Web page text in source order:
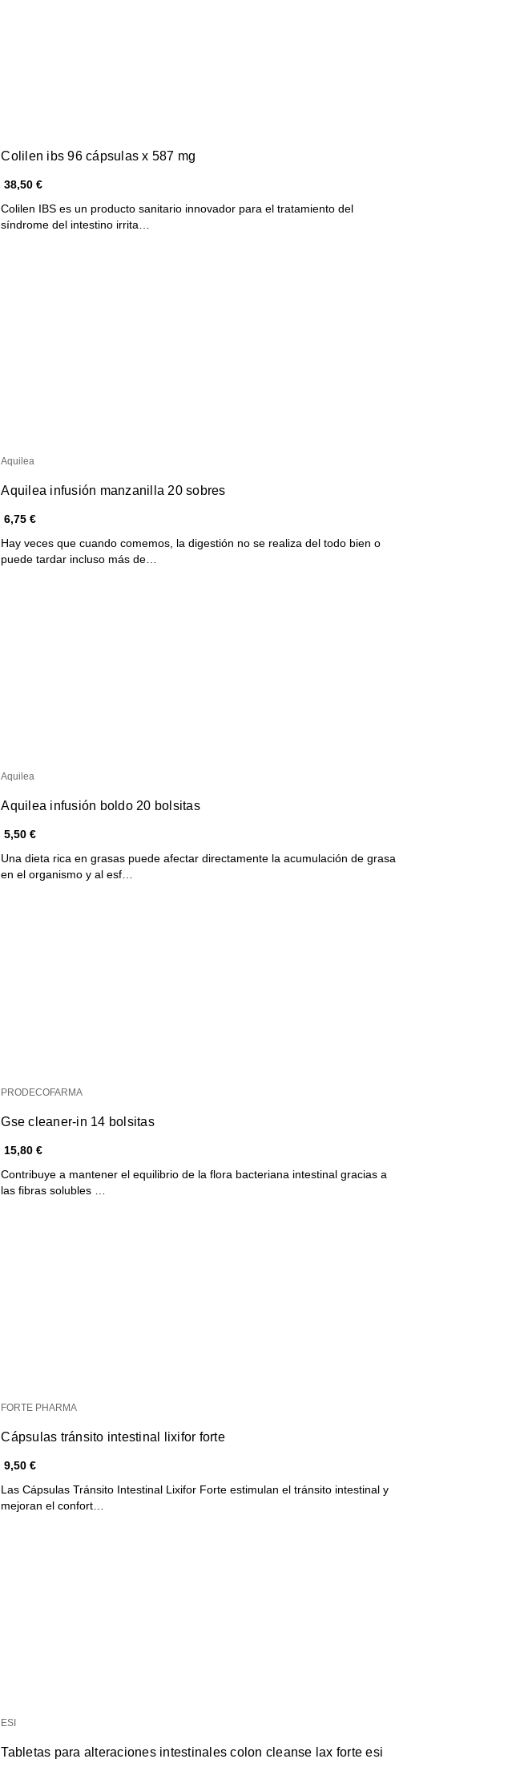
Colilen ibs 96 cápsulas x 587 mg
38,50 €
Colilen IBS es un producto sanitario innovador para el tratamiento del
síndrome del intestino irrita…
Aquilea
Aquilea infusión manzanilla 20 sobres
6,75 €
Hay veces que cuando comemos, la digestión no se realiza del todo bien o
puede tardar incluso más de…
Aquilea
Aquilea infusión boldo 20 bolsitas
5,50 €
Una dieta rica en grasas puede afectar directamente la acumulación de grasa
en el organismo y al esf…
PRODECOFARMA
Gse cleaner-in 14 bolsitas
15,80 €
Contribuye a mantener el equilibrio de la flora bacteriana intestinal gracias a
las fibras solubles …
FORTE PHARMA
Cápsulas tránsito intestinal lixifor forte
9,50 €
Las Cápsulas Tránsito Intestinal Lixifor Forte estimulan el tránsito intestinal y
mejoran el confort…
ESI
Tabletas para alteraciones intestinales colon cleanse lax forte esi